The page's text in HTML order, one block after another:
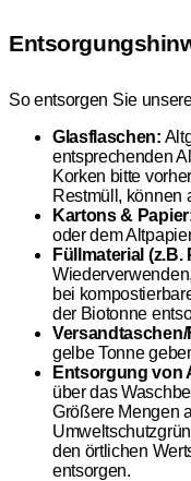
So entsorgen Sie
Glasflaschen:
entsprechenden
Korken bitte
Restmüll, können
Kartons &
oder dem
Füllmaterial
bei
der Biotonne
Versandtaschen/
gelbe Tonne
Entsorgung von
über das
Größere Mengen
den örtlichen
entsorgen.